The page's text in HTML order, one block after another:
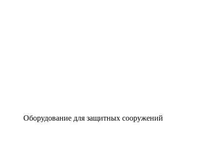
Оборудование для защитных сооружений